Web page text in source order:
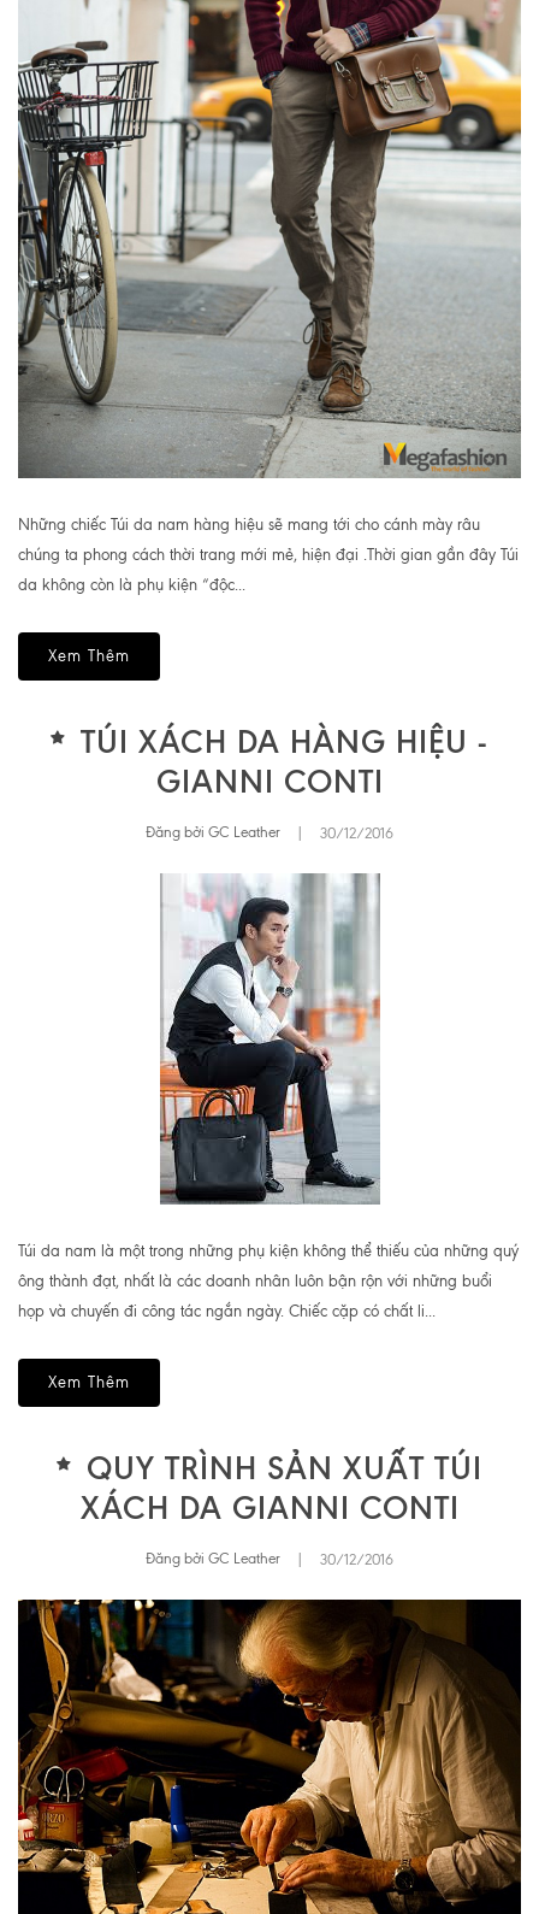
Những chiếc Túi da nam hàng hiệu sẽ mang tới cho cánh mày râu
chúng ta phong cách thời trang mới mẻ, hiện đại .Thời gian gần đây Túi
da không còn là phụ kiện “độc...
Xem Thêm
TÚI XÁCH DA HÀNG HIỆU -
GIANNI CONTI
Đăng bởi GC Leather 30/12/2016
Túi da nam là một trong những phụ kiện không thể thiếu của những quý
ông thành đạt, nhất là các doanh nhân luôn bận rộn với những buổi
họp và chuyến đi công tác ngắn ngày. Chiếc cặp có chất li...
Xem Thêm
QUY TRÌNH SẢN XUẤT TÚI
XÁCH DA GIANNI CONTI
Đăng bởi GC Leather 30/12/2016